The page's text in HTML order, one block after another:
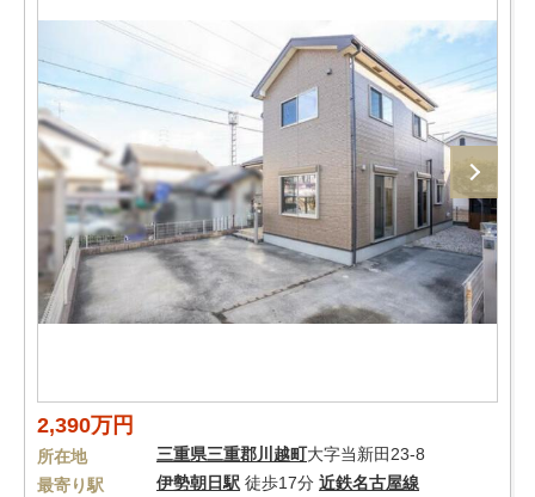
2,390万円
所在地 三重県三重郡川越町大字当新田23-8
最寄り駅
伊勢朝日駅 徒歩17分 近鉄名古屋線